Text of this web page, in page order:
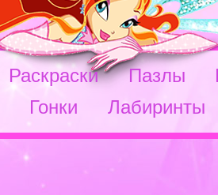
Раскраски Пазлы
Гонки Лабиринты